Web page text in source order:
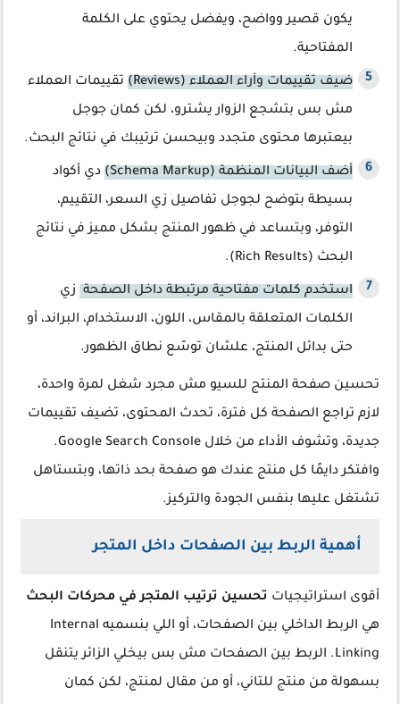
يكون قصير وواضح، ويفضل يحتوي على الكلمة
المفتاحية.
ضيف تقييمات وآراء العملاء (Reviews)
تقييمات العملاء
مش بس بتشجع الزوار يشترو، لكن كمان جوجل
بيعتبرها محتوى متجدد وبيحسن ترتيبك في نتائج البحث.
أضف البيانات المنظمة (Schema Markup)
دي أكواد
بسيطة بتوضح لجوجل تفاصيل زي السعر، التقييم،
التوفر، وبتساعد في ظهور المنتج بشكل مميز في نتائج
البحث (Rich Results).
استخدم كلمات مفتاحية مرتبطة داخل الصفحة زي
الكلمات المتعلقة بالمقاس، اللون، الاستخدام، البراند، أو
حتى بدائل المنتج، علشان توسّع نطاق الظهور.
تحسين صفحة المنتج للسيو مش مجرد شغل لمرة واحدة،
لازم تراجع الصفحة كل فترة، تحدث المحتوى، تضيف تقييمات
جديدة، وتشوف الأداء من خلال Google Search Console.
وافتكر دايمًا كل منتج عندك هو صفحة بحد ذاتها، وبتستاهل
تشتغل عليها بنفس الجودة والتركيز.
أهمية الربط بين الصفحات داخل المتجر
أقوى استراتيجيات تحسين ترتيب المتجر في محركات البحث
هي الربط الداخلي بين الصفحات، أو اللي بنسميه Internal
Linking. الربط بين الصفحات مش بس بيخلي الزائر يتنقل
بسهولة من منتج للتاني، أو من مقال لمنتج، لكن كمان